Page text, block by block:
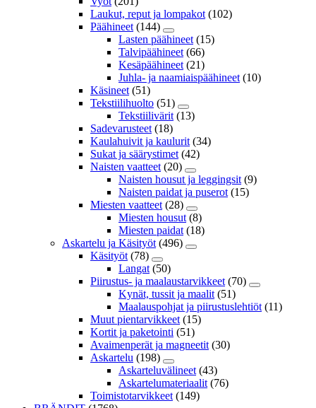
Laukut, reput ja lompakot (102)
Päähineet (144)
Lasten päähineet (15)
Talvipäähineet (66)
Kesäpäähineet (21)
Juhla- ja naamiaispäähineet (10)
Käsineet (51)
Tekstiilihuolto (51)
Tekstiilivärit (13)
Sadevarusteet (18)
Kaulahuivit ja kaulurit (34)
Sukat ja säärystimet (42)
Naisten vaatteet (20)
Naisten housut ja leggingsit (9)
Naisten paidat ja puserot (15)
Miesten vaatteet (28)
Miesten housut (8)
Miesten paidat (18)
Askartelu ja Käsityöt (496)
Käsityöt (78)
Langat (50)
Piirustus- ja maalaustarvikkeet (70)
Kynät, tussit ja maalit (51)
Maalauspohjat ja piirustuslehtiöt (11)
Muut pientarvikkeet (15)
Kortit ja paketointi (51)
Avaimenperät ja magneetit (30)
Askartelu (198)
Askarteluvälineet (43)
Askartelumateriaalit (76)
Toimistotarvikkeet (149)